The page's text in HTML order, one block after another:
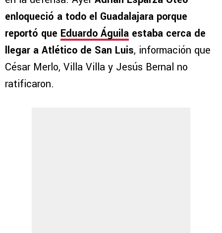
enloqueció a todo el Guadalajara porque
reportó que Eduardo Águila estaba cerca de
llegar a Atlético de San Luis, información que
César Merlo, Villa Villa y Jesús Bernal no
ratificaron.